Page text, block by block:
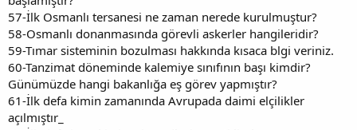
57-İlk Osmanlı tersanesi ne zaman nerede kurulmuştur?
58-Osmanlı donanmasında görevli askerler hangileridir?
59-Tımar sisteminin bozulması hakkında kısaca blgi veriniz.
60-Tanzimat döneminde kalemiye sınıfının başı kimdir?
Günümüzde hangi bakanlığa eş görev yapmıştır?
61-İlk defa kimin zamanında Avrupada daimi elçilikler
açılmıştır_